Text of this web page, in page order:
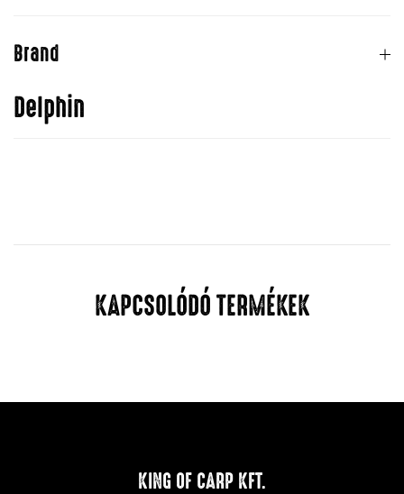
Brand
Delphin
KAPCSOLÓDÓ TERMÉKEK
KING OF CARP KFT.